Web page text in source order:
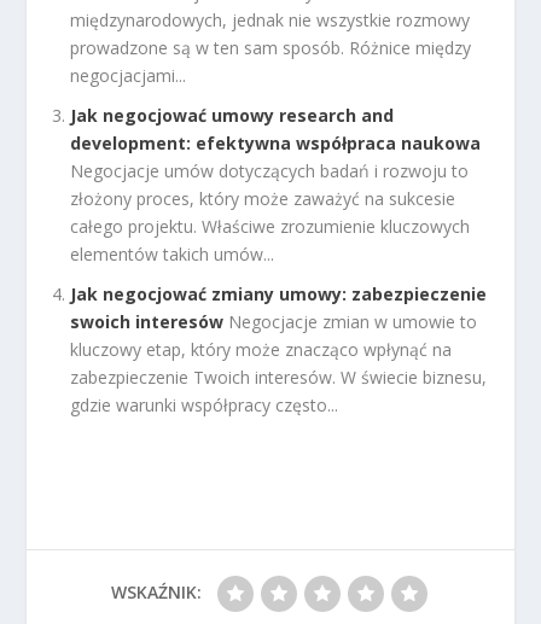
międzynarodowych, jednak nie wszystkie rozmowy
prowadzone są w ten sam sposób. Różnice między
negocjacjami...
Jak negocjować umowy research and
development: efektywna współpraca naukowa
Negocjacje umów dotyczących badań i rozwoju to
złożony proces, który może zaważyć na sukcesie
całego projektu. Właściwe zrozumienie kluczowych
elementów takich umów...
Jak negocjować zmiany umowy: zabezpieczenie
swoich interesów Negocjacje zmian w umowie to
kluczowy etap, który może znacząco wpłynąć na
zabezpieczenie Twoich interesów. W świecie biznesu,
gdzie warunki współpracy często...
WSKAŹNIK: